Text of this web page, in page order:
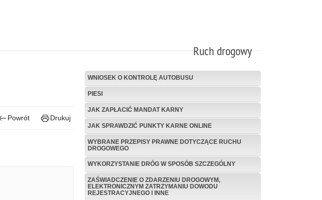
Ruch drogowy
Powrót Drukuj
WNIOSEK O KONTROLĘ AUTOBUSU
PIESI
JAK ZAPŁACIĆ MANDAT KARNY
JAK SPRAWDZIĆ PUNKTY KARNE ONLINE
WYBRANE PRZEPISY PRAWNE DOTYCZĄCE RUCHU
DROGOWEGO
WYKORZYSTANIE DRÓG W SPOSÓB SZCZEGÓLNY
ZAŚWIADCZENIE O ZDARZENIU DROGOWYM,
ELEKTRONICZNYM ZATRZYMANIU DOWODU
REJESTRACYJNEGO I INNE